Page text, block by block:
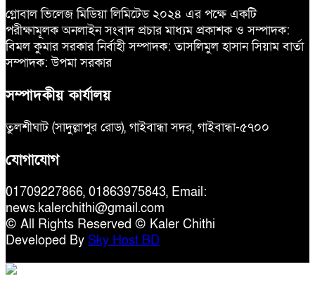
গ্লোবাল ভিলেজ মিডিয়া লিমিটেড ২০২৪ এর পক্ষে একটি
পরীক্ষামূলক অনলাইন সংবাদ প্রচার মাধ্যম প্রকাশক ও সম্পাদক:
বিমল কুমার সরকার নির্বাহী সম্পাদক: তাসলিমুল হাসান সিয়াম বার্তা
সম্পাদক: উপমা সরকার
সম্পাদকীয় কার্যালয়
তুলশীঘাট (সাদুল্লাপুর রোড), গাইবান্ধা সদর, গাইবান্ধা-৫৭০০
যোগাযোগ
01709227866, 01863975843, Email:
news.kalerchithi@gmail.com
© All Rights Reserved © Kaler Chithi
Developed By Sky Host BD